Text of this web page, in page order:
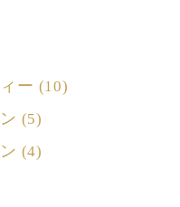
ー (10)
(5)
(4)